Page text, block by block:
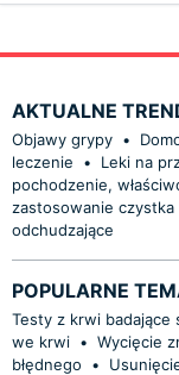
AKTUALNE
Objawy grypy •
leczenie
• Leki na
pochodzenie,
zastosowanie czystka
odchudzające
POPULARNE
Testy z krwi badające
we krwi • Wycięcie
błędnego
•